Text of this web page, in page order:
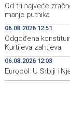
19:33
Crishock:
political
19:32
Velika
2028. godine
19:29
Španska
Maroka kao
Od tri najveće
manje putnika
06.08.2026 12:51
Odgođena
Kurtijeva zahtjeva
06.08.2026 12:03
Europol: U Srbiji i